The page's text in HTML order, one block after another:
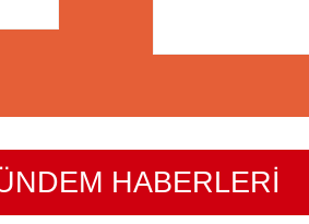
HABERLERİ